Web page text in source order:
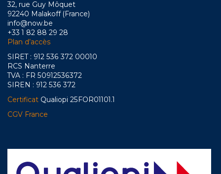
32, rue Guy Môquet
92240 Malakoff (France)
info@now.be
+33 1 82 88 29 28
Plan d’accès
SIRET : 912 536 372 00010
RCS Nanterre
TVA : FR 50912536372
SIREN : 912 536 372
Certificat Qualiopi 25FOR01101.1
CGV France